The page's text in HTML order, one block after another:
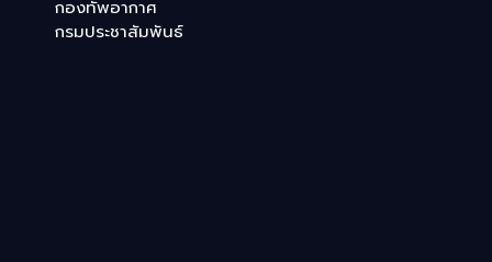
กองทัพอากาศ
กรมประชาสัมพันธ์